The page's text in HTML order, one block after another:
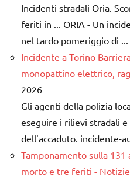
Incidenti stradali Oria.
feriti in ... ORIA - Un
nel tardo pomeriggio di ...
Incidente a Torino
monopattino elettrico,
2026
Gli agenti della polizia
eseguire i rilievi stradali
dell'accaduto. incidente-
Tamponamento sulla
morto e tre feriti -